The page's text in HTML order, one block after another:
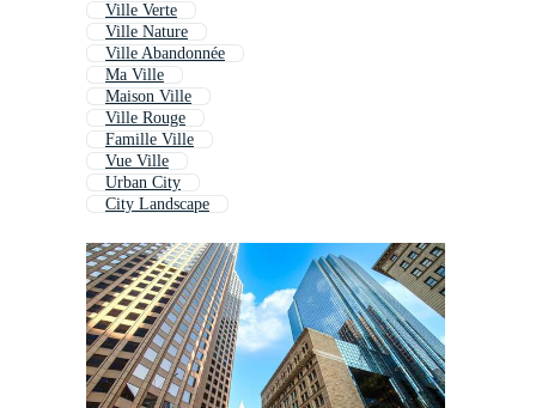
Ville Verte
Ville Nature
Ville Abandonnée
Ma Ville
Maison Ville
Ville Rouge
Famille Ville
Vue Ville
Urban City
City Landscape